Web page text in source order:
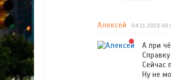
Алексей 04.11.2019
А при
Сейчас
Ну не